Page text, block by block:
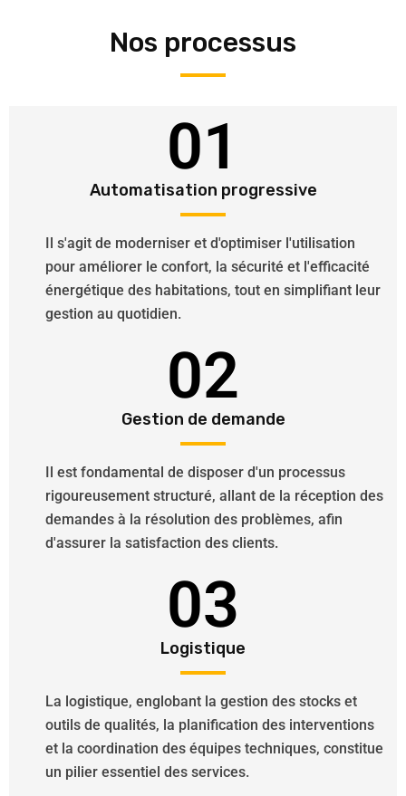
Nos processus
01
Automatisation progressive
Il s'agit de moderniser et d'optimiser l'utilisation
pour améliorer le confort, la sécurité et l'efficacité
énergétique des habitations, tout en simplifiant leur
gestion au quotidien.
02
Gestion de demande
Il est fondamental de disposer d'un processus
rigoureusement structuré, allant de la réception des
demandes à la résolution des problèmes, afin
d'assurer la satisfaction des clients.
03
Logistique
La logistique, englobant la gestion des stocks et
outils de qualités, la planification des interventions
et la coordination des équipes techniques, constitue
un pilier essentiel des services.